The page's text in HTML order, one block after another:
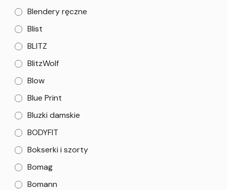
Blendery ręczne
Blist
BLITZ
BlitzWolf
Blow
Blue Print
Bluzki damskie
BODYFIT
Bokserki i szorty
Bomag
Bomann